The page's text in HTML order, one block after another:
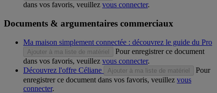
dans vos favoris, veuillez vous connecter.
Documents & argumentaires commerciaux
Ma maison simplement connectée : découvrez le guide du Pro
Ajouter à ma liste de matériel
Pour enregistrer ce document
dans vos favoris, veuillez vous connecter.
Découvrez l'offre Céliane
Ajouter à ma liste de matériel
Pour
enregistrer ce document dans vos favoris, veuillez vous
connecter.